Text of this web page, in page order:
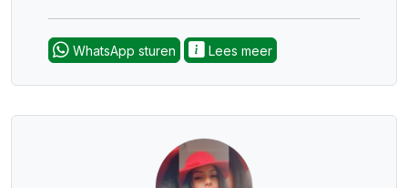
nauwkeurige tijdslijnen!
WhatsApp sturen Lees meer